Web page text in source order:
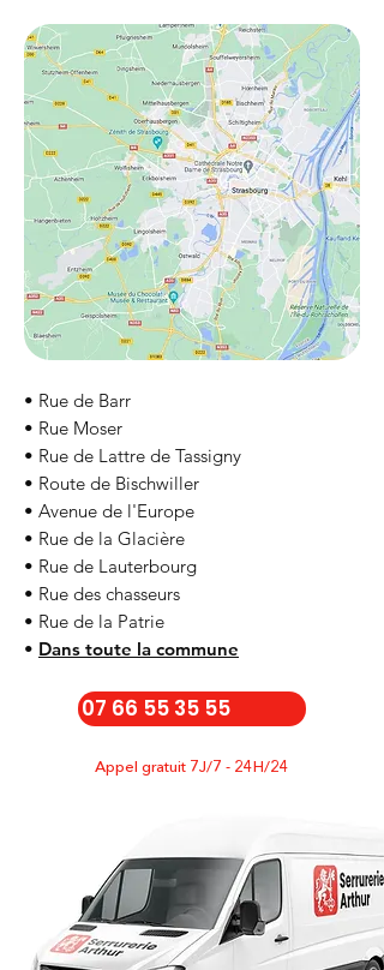
• Rue de Barr
• Rue Moser
• Rue de Lattre de Tassigny
• Route de Bischwiller
• Avenue de l'Europe
• Rue de la Glacière
• Rue de Lauterbourg
• Rue des chasseurs
• Rue de la Patrie
• Dans toute la commune
07 66 55 35 55
Appel gratuit 7J/7 - 24H/24